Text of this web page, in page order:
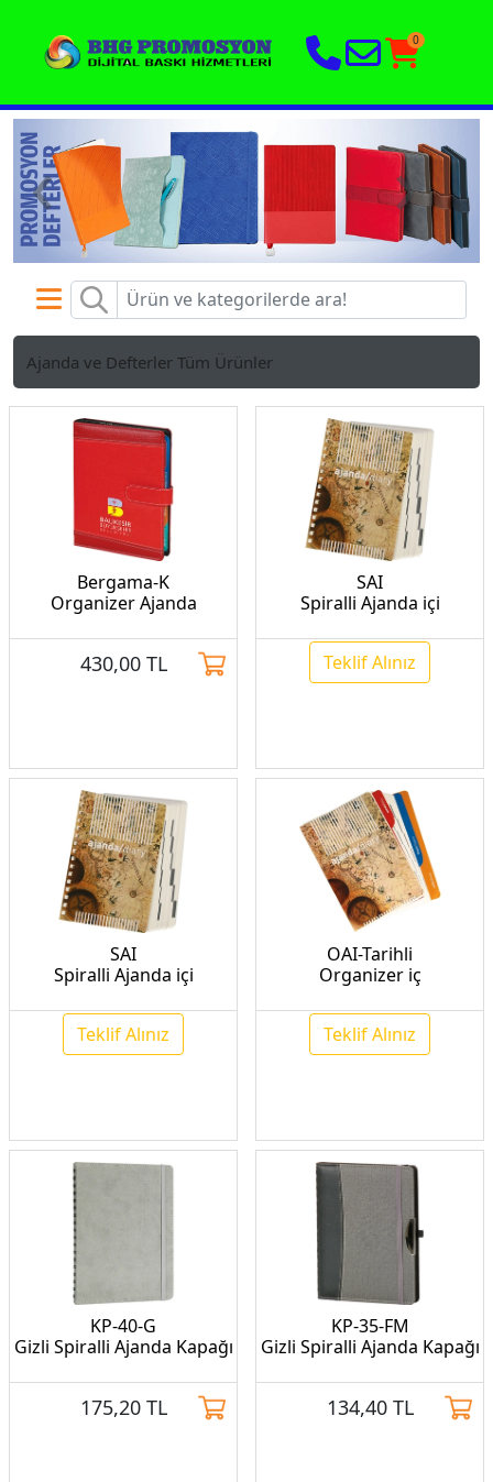
0
‹ ›
Ajanda ve Defterler Tüm Ürünler
Bergama-K
Organizer Ajanda
430,00 TL
SAI
Spiralli Ajanda içi
Teklif Alınız
SAI
Spiralli Ajanda içi
Teklif Alınız
OAI-Tarihli
Organizer iç
Teklif Alınız
KP-40-G
Gizli Spiralli Ajanda Kapağı
175,20 TL
KP-35-FM
Gizli Spiralli Ajanda Kapağı
134,40 TL